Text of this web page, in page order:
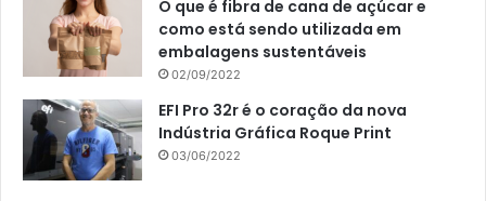
O que é fibra de cana de açúcar e
como está sendo utilizada em
embalagens sustentáveis
02/09/2022
EFI Pro 32r é o coração da nova
Indústria Gráfica Roque Print
03/06/2022